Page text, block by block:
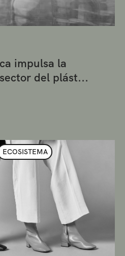
impulsa la
del plást...
ECOSISTEMA